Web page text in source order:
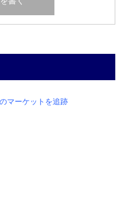
マーケットを追跡